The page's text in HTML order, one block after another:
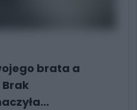
brata a
Brak